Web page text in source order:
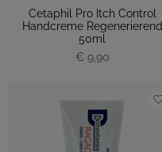
Cetaphil Pro Itch Control
Handcreme Regenerierend
50ml
€ 9,90